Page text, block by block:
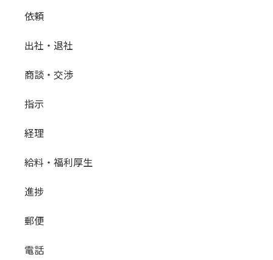
依頼
出社・退社
商談・交渉
指示
経理
給料・福利厚生
進捗
郵便
電話